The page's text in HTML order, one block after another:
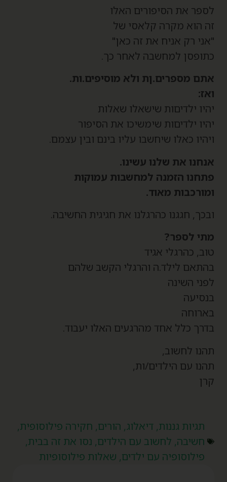
את הסיפורים האלו
הוא מקרה קלאסי של
רק אניח את זה כאן"
למחשבה לאחר כך.
מספרים.ןת ולא מוסיפים.ות.
ילדיםות שישאלו שאלות
ילדיםות שימשיכו את הסיפור
כאלו שיחשבו עליו בינם ובין עצמם.
את שלנו עשינו.
הזמנה למחשבות עמוקות
מאוד.
חגגנו כהרגלנו את חגיגית החשיבה.
לספר?
כהרגלי אגיד
לילד.ה והרגלי הקשב שלהם
השינה
כלל אחד מהרגעים האלו יעבוד.
לחשוב,
עם הילדים/ות,
תגיות גננות,דיאלוג,הורים,חקירה פילוסופית,
חשיבה,לחשוב עם הילדים,נסו את זה בבית,
פילוסופיה עם ילדים,שאלות פילוסופיות